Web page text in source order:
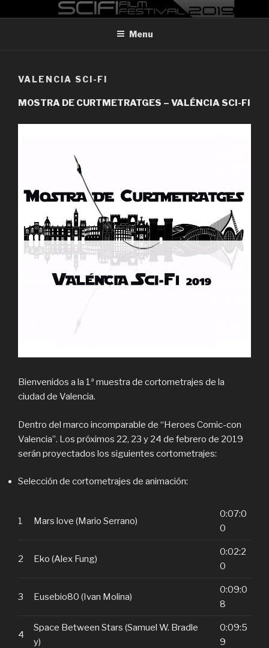
to
MADRID SCI-FI FILM FESTIVAL
Madrid Sci-FI Film Festival 2019
Menu
VALENCIA SCI-FI
MOSTRA DE CURTMETRATGES – VALÉNCIA SCI-FI
Bienvenidos a la 1ª muestra de cortometrajes de la
ciudad de Valencia.
Dentro del marco incomparable de “Heroes Comic-con
Valencia”. Los próximos 22, 23 y 24 de febrero de 2019
serán proyectados los siguientes cortometrajes:
Selección de cortometrajes de animación:
1 Mars love (Mario Serrano)
0:07:0
0
2 Eko (Alex Fung)
0:02:2
0
3 Eusebio80 (Ivan Molina)
0:09:0
8
4
Space Between Stars (Samuel W. Bradle
y)
0:09:5
9